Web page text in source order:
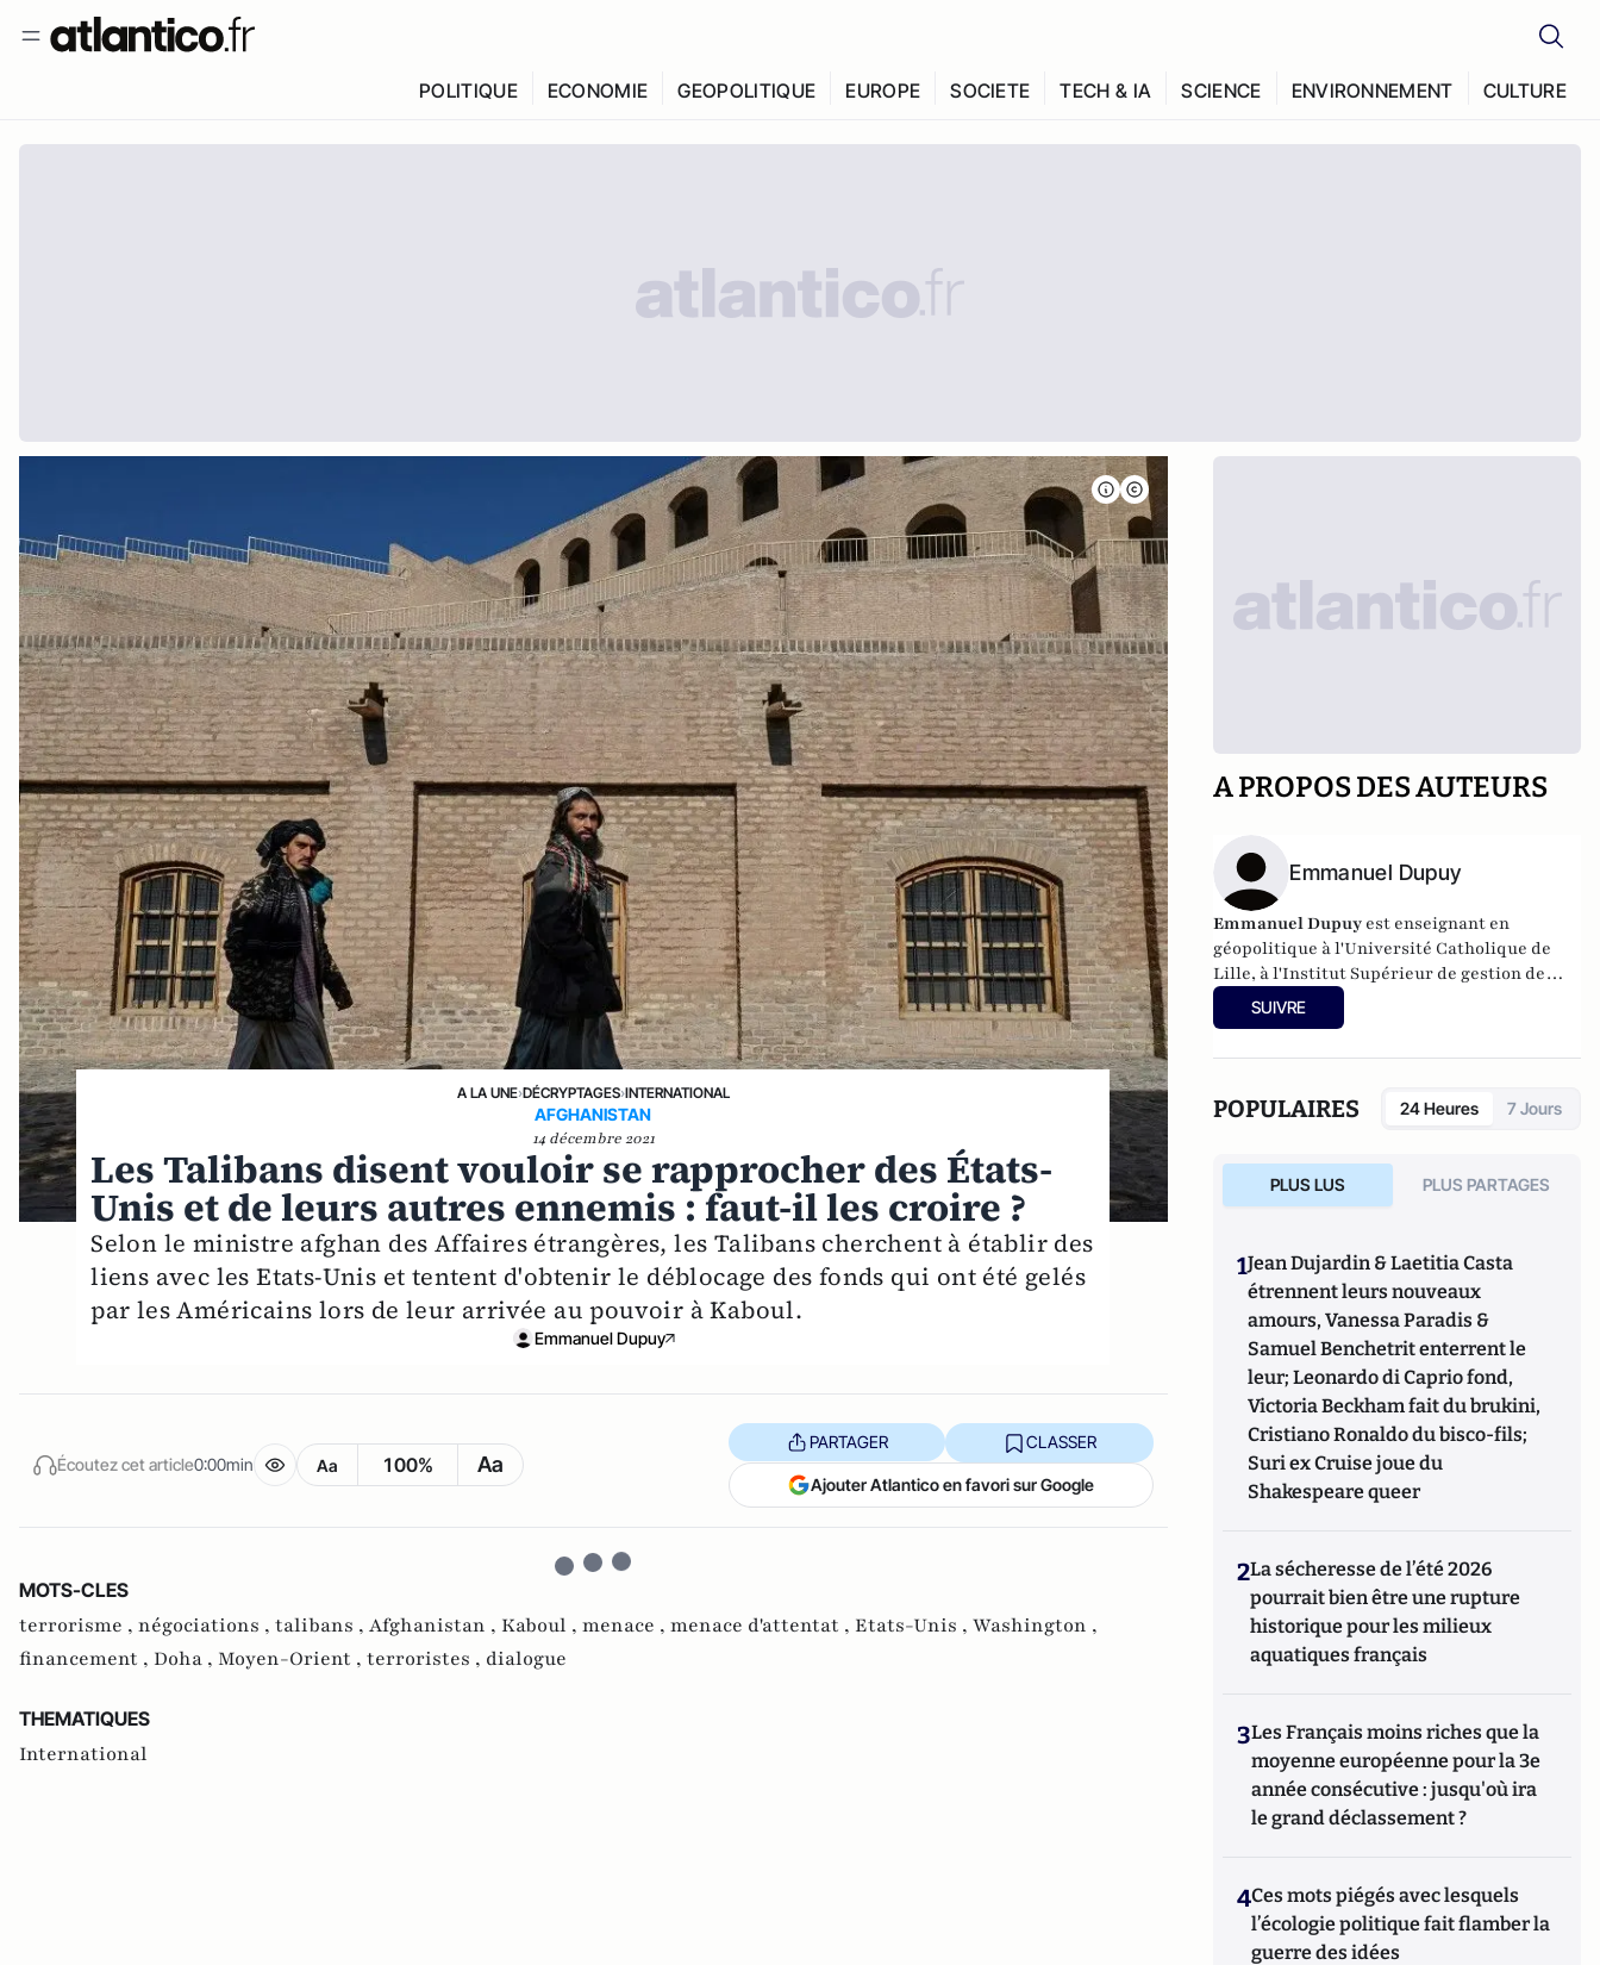
POLITIQUE ECONOMIE GEOPOLITIQUE EUROPE SOCIETE TECH & IA SCIENCE ENVIRONNEMENT CULTURE
A LA UNE›DÉCRYPTAGES›INTERNATIONAL
AFGHANISTAN
14 décembre 2021
Les Talibans disent vouloir se rapprocher des États-
Unis et de leurs autres ennemis : faut-il les croire ?
Selon le ministre afghan des Affaires étrangères, les Talibans cherchent à établir des
liens avec les Etats-Unis et tentent d'obtenir le déblocage des fonds qui ont été gelés
par les Américains lors de leur arrivée au pouvoir à Kaboul.
Emmanuel Dupuy
Écoutez cet article0:00min Aa 100% Aa
PARTAGER CLASSER
Ajouter Atlantico en favori sur Google
MOTS-CLES
terrorisme , négociations , talibans , Afghanistan , Kaboul , menace , menace d'attentat , Etats-Unis , Washington ,
financement , Doha , Moyen-Orient , terroristes , dialogue
THEMATIQUES
International
A PROPOS DES AUTEURS
Emmanuel Dupuy
Emmanuel Dupuy est enseignant en
géopolitique à l'Université Catholique de
Lille, à l'Institut Supérieur de gestion de
Paris, à l'école des Hautes Études
Internationales et Politiques. Il est
SUIVRE
POPULAIRES 24 Heures 7 Jours
PLUS LUS PLUS PARTAGES
1Jean Dujardin & Laetitia Casta
étrennent leurs nouveaux
amours, Vanessa Paradis &
Samuel Benchetrit enterrent le
leur; Leonardo di Caprio fond,
Victoria Beckham fait du brukini,
Cristiano Ronaldo du bisco-fils;
Suri ex Cruise joue du
Shakespeare queer
2La sécheresse de l’été 2026
pourrait bien être une rupture
historique pour les milieux
aquatiques français
3Les Français moins riches que la
moyenne européenne pour la 3e
année consécutive : jusqu'où ira
le grand déclassement ?
4Ces mots piégés avec lesquels
l’écologie politique fait flamber la
guerre des idées